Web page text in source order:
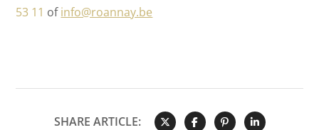
53 11 ofinfo@roannay.be
SHARE ARTICLE: